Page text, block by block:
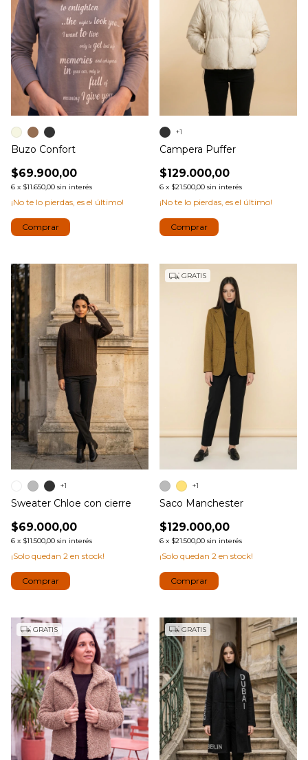
Buzo Confort
$69.900,00
6 x $11.650,00 sin interés
¡No te lo pierdas, es el último!
Comprar
Campera Puffer
$129.000,00
6 x $21.500,00 sin interés
¡No te lo pierdas, es el último!
+1
Comprar
Sweater Chloe con cierre
$69.000,00
6 x $11.500,00 sin interés
¡Solo quedan 2 en stock!
+1
Comprar
GRATIS
Saco Manchester
$129.000,00
6 x $21.500,00 sin interés
¡Solo quedan 2 en stock!
+1
Comprar
GRATIS GRATIS